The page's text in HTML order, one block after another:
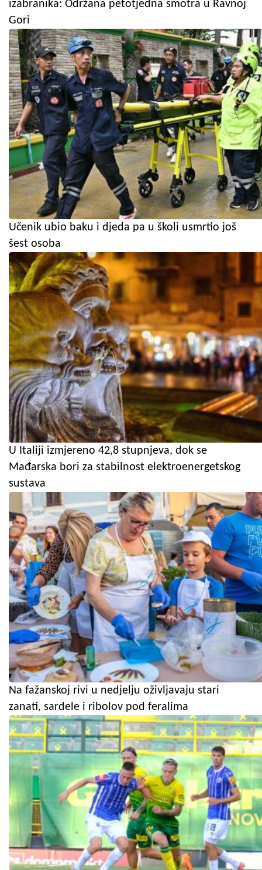
izabranika: Održana petotjedna smotra u Ravnoj
Gori
Učenik ubio baku i djeda pa u školi usmrtio još
šest osoba
U Italiji izmjereno 42,8 stupnjeva, dok se
Mađarska bori za stabilnost elektroenergetskog
sustava
Na fažanskoj rivi u nedjelju oživljavaju stari
zanati, sardele i ribolov pod feralima